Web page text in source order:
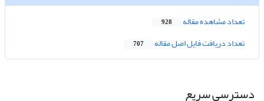
تعداد مشاهده مقاله 928
تعداد دریافت فایل اصل مقاله 707
دسترسی سریع